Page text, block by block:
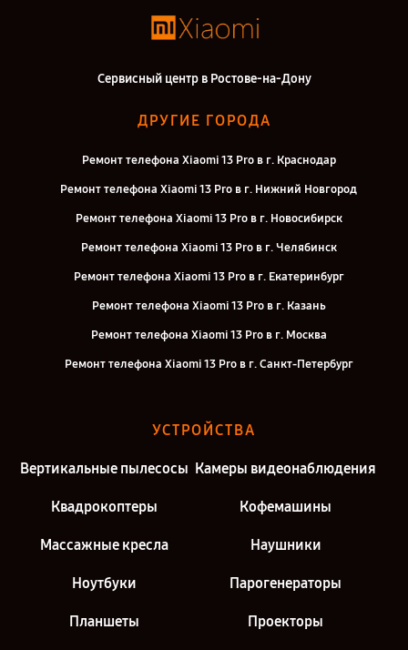
Сервисный центр в Ростове-на-Дону
ДРУГИЕ ГОРОДА
Ремонт телефона Xiaomi 13 Pro в г. Краснодар
Ремонт телефона Xiaomi 13 Pro в г. Нижний Новгород
Ремонт телефона Xiaomi 13 Pro в г. Новосибирск
Ремонт телефона Xiaomi 13 Pro в г. Челябинск
Ремонт телефона Xiaomi 13 Pro в г. Екатеринбург
Ремонт телефона Xiaomi 13 Pro в г. Казань
Ремонт телефона Xiaomi 13 Pro в г. Москва
Ремонт телефона Xiaomi 13 Pro в г. Санкт-Петербург
УСТРОЙСТВА
Вертикальные пылесосы Камеры видеонаблюдения
Квадрокоптеры Кофемашины
Массажные кресла Наушники
Ноутбуки Парогенераторы
Планшеты Проекторы